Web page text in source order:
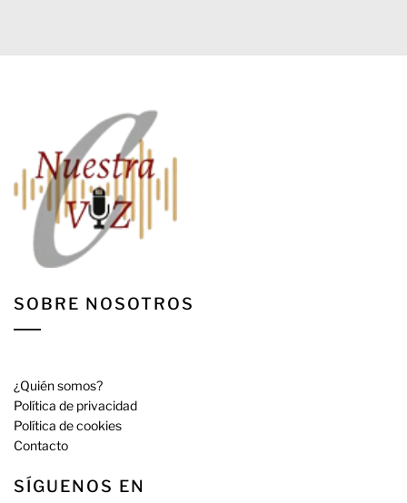
SOBRE NOSOTROS
¿Quién somos?
Política de privacidad
Política de cookies
Contacto
SÍGUENOS EN